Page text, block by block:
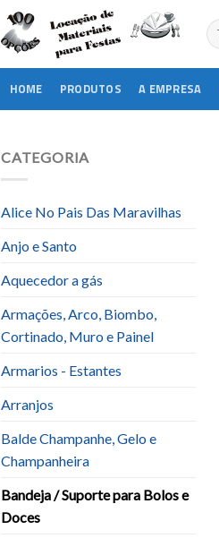
HOME PRODUTOS A EMPRESA
CATEGORIA
Alice No Pais Das Maravilhas
Anjo e Santo
Aquecedor a gás
Armações, Arco, Biombo,
Cortinado, Muro e Painel
Armarios - Estantes
Arranjos
Balde Champanhe, Gelo e
Champanheira
Bandeja / Suporte para Bolos e
Doces